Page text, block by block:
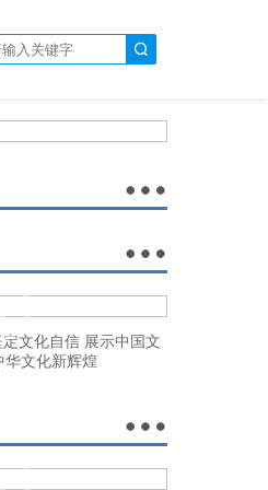
文化自信 展示中国文
华文化新辉煌